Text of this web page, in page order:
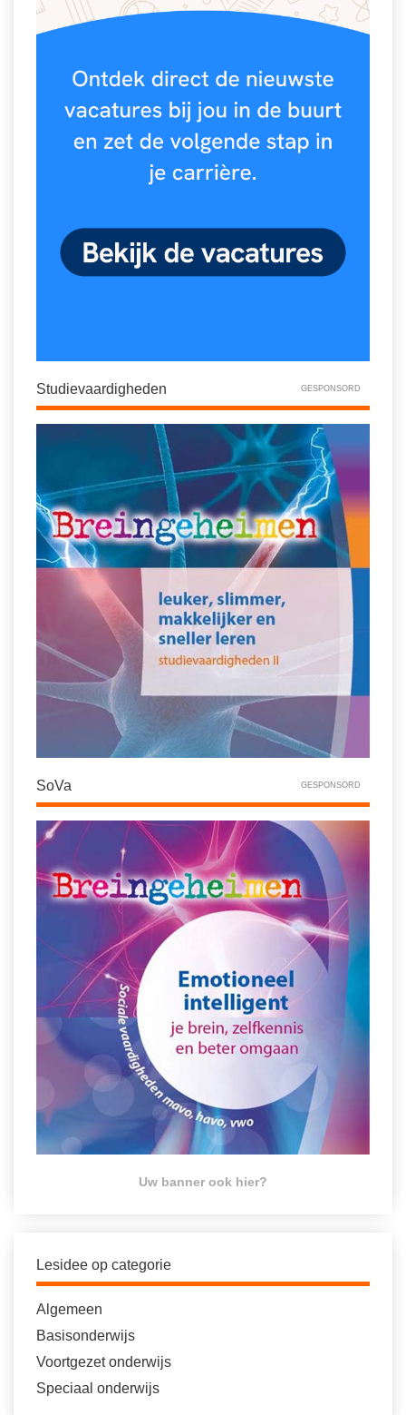
Studievaardigheden GESPONSORD
SoVa GESPONSORD
Uw banner ook hier?
Lesidee op categorie
Algemeen
Basisonderwijs
Voortgezet onderwijs
Speciaal onderwijs